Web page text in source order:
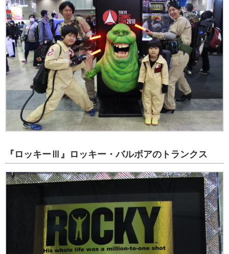
『ロッキーⅢ』ロッキー・バルボアのトランクス